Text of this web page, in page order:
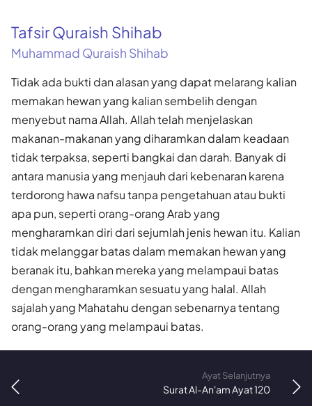
Tafsir Quraish Shihab
Muhammad Quraish Shihab
Tidak ada bukti dan alasan yang dapat melarang kalian
memakan hewan yang kalian sembelih dengan
menyebut nama Allah. Allah telah menjelaskan
makanan-makanan yang diharamkan dalam keadaan
tidak terpaksa, seperti bangkai dan darah. Banyak di
antara manusia yang menjauh dari kebenaran karena
terdorong hawa nafsu tanpa pengetahuan atau bukti
apa pun, seperti orang-orang Arab yang
mengharamkan diri dari sejumlah jenis hewan itu. Kalian
tidak melanggar batas dalam memakan hewan yang
beranak itu, bahkan mereka yang melampaui batas
dengan mengharamkan sesuatu yang halal. Allah
sajalah yang Mahatahu dengan sebenarnya tentang
orang-orang yang melampaui batas.
Ayat Selanjutnya
Surat Al-An'am Ayat 120